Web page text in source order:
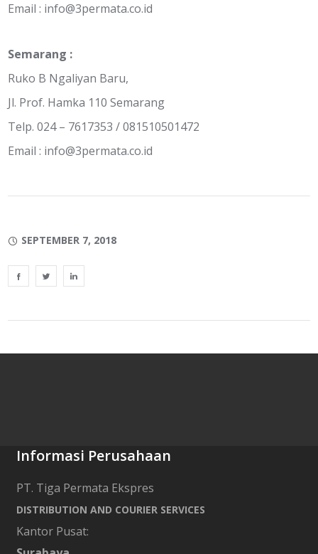
Email : info@3permata.co.id
Semarang :
Ruko B Ngaliyan Baru,
Jl. Prof. Hamka 110 Semarang
Telp. 024 – 7617353 / 081510501472
Email : info@3permata.co.id
SEPTEMBER 7, 2018
Informasi Perusahaan
PT. Tiga Permata Ekspres
DISTRIBUTION AND COURIER SERVICES
Kantor Pusat: